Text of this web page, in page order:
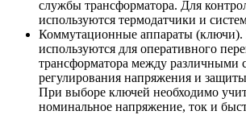
службы трансформатора. Для
используются термодатчики и
Коммутационные аппараты
используются для оперативного
трансформатора между различными
регулирования напряжения и
При выборе ключей необходимо
номинальное напряжение, ток и